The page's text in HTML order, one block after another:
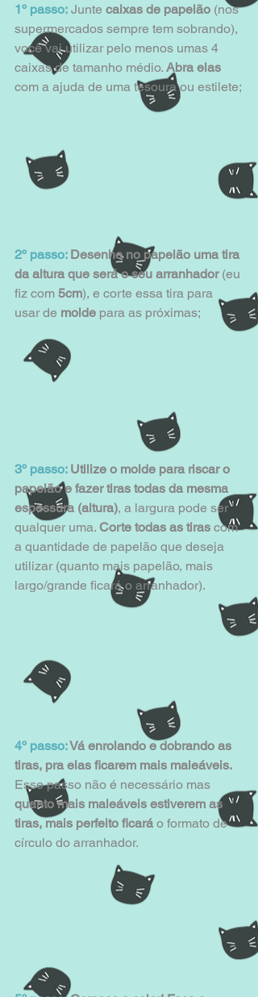
1º passo: Junte caixas de papelão (nos
supermercados sempre tem sobrando),
você vai utilizar pelo menos umas 4
caixas de tamanho médio. Abra elas
com a ajuda de uma tesoura ou estilete;
2º passo: Desenhe no papelão uma tira
da altura que será o seu arranhador (eu
fiz com 5cm), e corte essa tira para
usar de molde para as próximas;
3º passo: Utilize o molde para riscar o
papelão e fazer tiras todas da mesma
espessura (altura), a largura pode ser
qualquer uma. Corte todas as tiras com
a quantidade de papelão que deseja
utilizar (quanto mais papelão, mais
largo/grande ficará o arranhador).
4º passo: Vá enrolando e dobrando as
tiras, pra elas ficarem mais maleáveis.
Esse passo não é necessário mas
quanto mais maleáveis estiverem as
tiras, mais perfeito ficará o formato de
círculo do arranhador.